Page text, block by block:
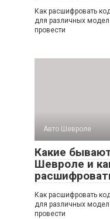
Как расшифровать
для различных
провести
Авто Шевроле
Какие
Шевроле и
Как расшифровать
для различных
провести